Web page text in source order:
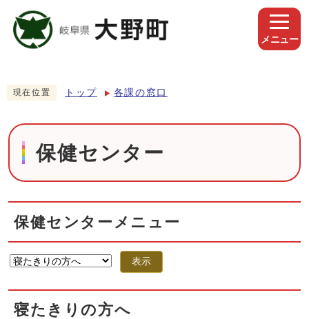
メニュー
現在位置 トップ 各課の窓口
保健センター
保健センターメニュー
表示
寝たきりの方へ